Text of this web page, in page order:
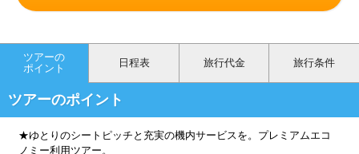
ツアーの
ポイント
日程表 旅行代金 旅行条件
ツアーのポイント
★ゆとりのシートピッチと充実の機内サービスを。プレミアムエコ
ノミー利用ツアー。